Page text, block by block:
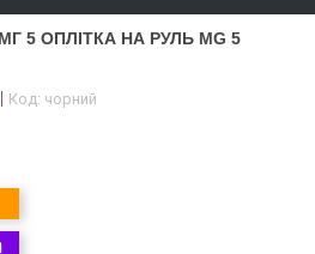
5 ОПЛІТКА НА РУЛЬ MG 5
Код: чорний